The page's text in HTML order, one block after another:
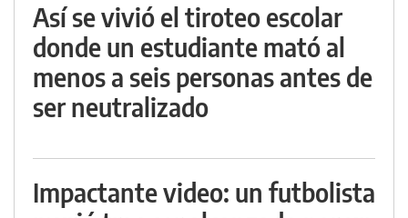
Así se vivió el tiroteo escolar
donde un estudiante mató al
menos a seis personas antes de
ser neutralizado
Impactante video: un futbolista